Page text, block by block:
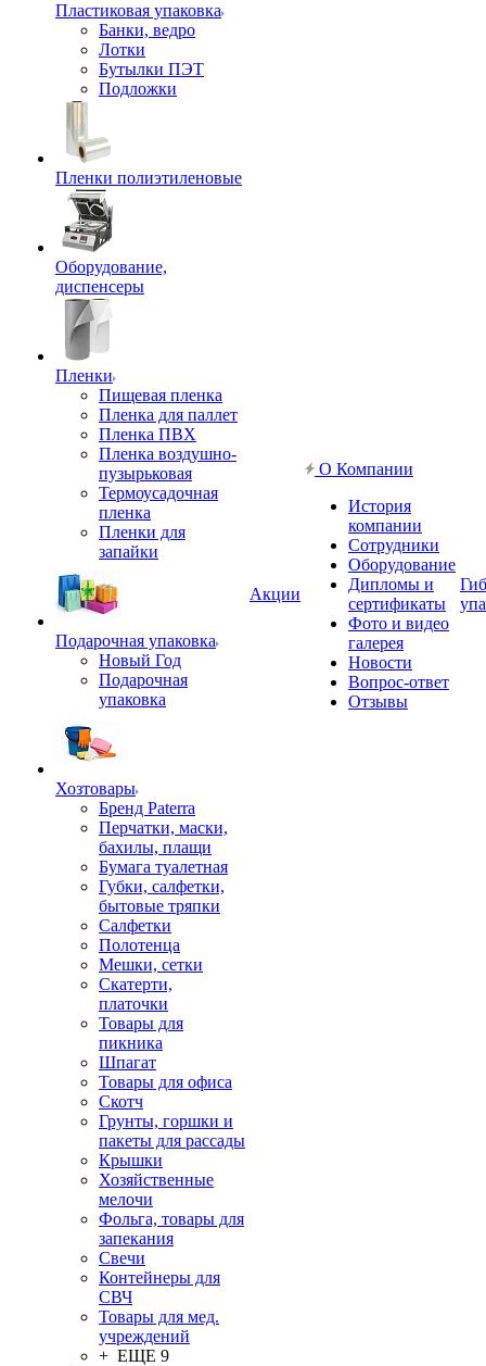
Пластиковая упаковка
Банки, ведро
Лотки
Бутылки ПЭТ
Подложки
Пленки полиэтиленовые
Оборудование,
диспенсеры
Пленки
Пищевая пленка
Пленка для паллет
Пленка ПВХ
Пленка воздушно-
пузырьковая
Термоусадочная
пленка
Пленки для
запайки
Подарочная упаковка
Новый Год
Подарочная
упаковка
Хозтовары
Бренд Paterra
Перчатки, маски,
бахилы, плащи
Бумага туалетная
Губки, салфетки,
бытовые тряпки
Салфетки
Полотенца
Мешки, сетки
Скатерти,
платочки
Товары для
пикника
Шпагат
Товары для офиса
Скотч
Грунты, горшки и
пакеты для рассады
Крышки
Хозяйственные
мелочи
Фольга, товары для
запекания
Свечи
Контейнеры для
СВЧ
Товары для мед.
учреждений
+ ЕЩЕ 9
Акции
О Компании
История
компании
Сотрудники
Оборудование
Дипломы и
сертификаты
Фото и видео
галерея
Новости
Вопрос-ответ
Отзывы